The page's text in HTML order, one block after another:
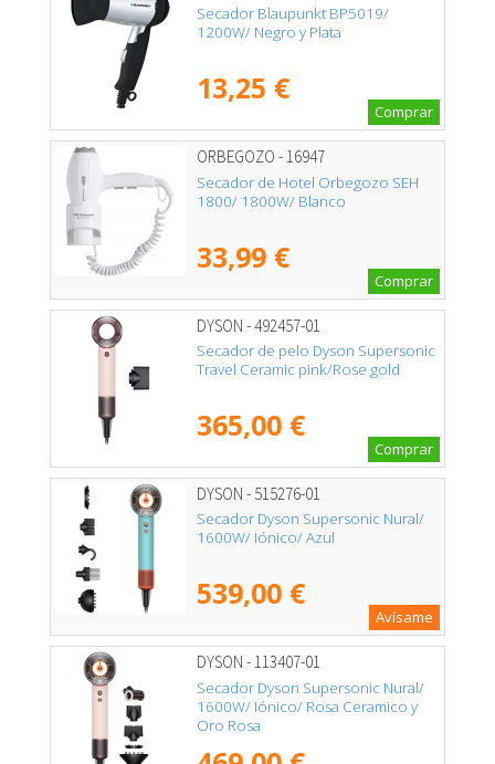
Secador Blaupunkt BP5019/
1200W/ Negro y Plata
13,25 €
Comprar
ORBEGOZO - 16947
Secador de Hotel Orbegozo SEH
1800/ 1800W/ Blanco
33,99 €
Comprar
DYSON - 492457-01
Secador de pelo Dyson Supersonic
Travel Ceramic pink/Rose gold
365,00 €
Comprar
DYSON - 515276-01
Secador Dyson Supersonic Nural/
1600W/ Iónico/ Azul
539,00 €
Avísame
DYSON - 113407-01
Secador Dyson Supersonic Nural/
1600W/ Iónico/ Rosa Ceramico y
Oro Rosa